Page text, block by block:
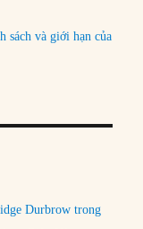
sách và giới hạn của
Durbrow trong